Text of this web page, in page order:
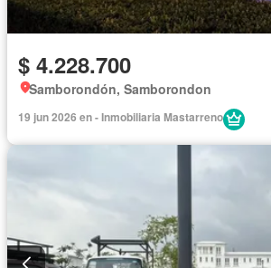
$ 4.228.700
Samborondón, Samborondon
19 jun 2026 en - Inmobiliaria Mastarreno